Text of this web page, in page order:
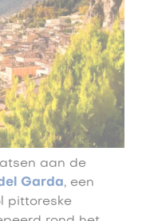
aan de
Garda, een
pittoreske